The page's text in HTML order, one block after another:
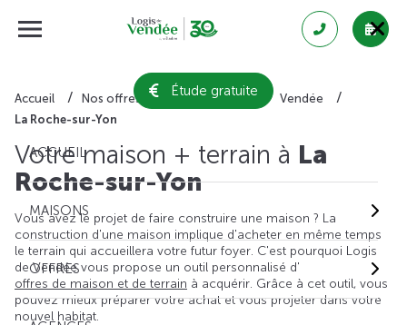
Étude gratuite
ACCUEIL
MAISONS
OFFRES
Accueil Nos offres de maison + terrain
Vendée
La Roche-sur-Yon
Votre maison + terrain à La
Roche-sur-Yon
Vous avez le projet de faire construire une maison ? La
construction d'une maison implique d'acheter en même temps
le terrain qui accueillera votre futur foyer. C'est pourquoi Logis
de Vendée vous propose un outil personnalisé d'
offres de maison et de terrain à acquérir. Grâce à cet outil, vous
pouvez mieux préparer votre achat et vous projeter dans votre
nouvel habitat.